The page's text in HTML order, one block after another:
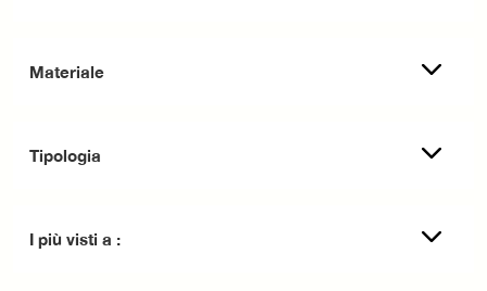
Materiale
Tipologia
I più visti a :